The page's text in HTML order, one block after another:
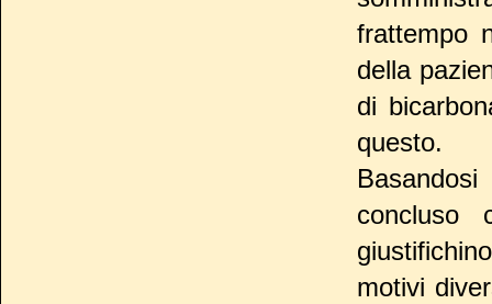
frattempo
della
di
questo.
concluso
motivi